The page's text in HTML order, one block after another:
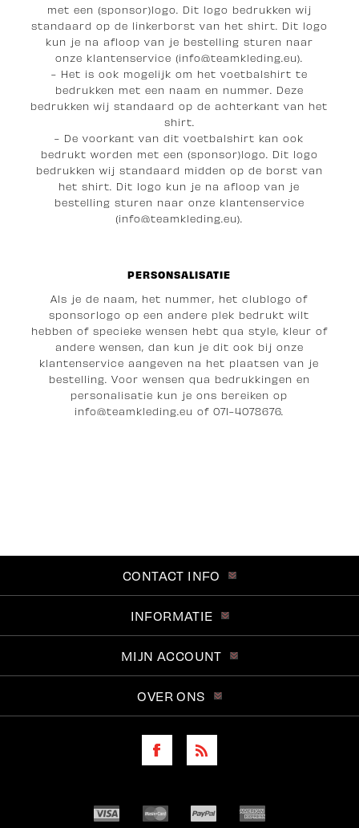
met een (sponsor)logo. Dit logo bedrukken wij
standaard op de linkerborst van het shirt. Dit logo
kun je na afloop van je bestelling sturen naar
onze klantenservice (info@teamkleding.eu).
- Het is ook mogelijk om het voetbalshirt te
bedrukken met een naam en nummer. Deze
bedrukken wij standaard op de achterkant van het
shirt.
- De voorkant van dit voetbalshirt kan ook
bedrukt worden met een (sponsor)logo. Dit logo
bedrukken wij standaard midden op de borst van
het shirt. Dit logo kun je na afloop van je
bestelling sturen naar onze klantenservice
(info@teamkleding.eu).
PERSONSALISATIE
Als je de naam, het nummer, het clublogo of
sponsorlogo op een andere plek bedrukt wilt
hebben of specieke wensen hebt qua style, kleur of
andere wensen, dan kun je dit ook bij onze
klantenservice aangeven na het plaatsen van je
bestelling. Voor wensen qua bedrukkingen en
personalisatie kun je ons bereiken op
i nfo@teamkleding.eu of 071-4078676.
CONTACT INFO
INFORMATIE
MIJN ACCOUNT
OVER ONS